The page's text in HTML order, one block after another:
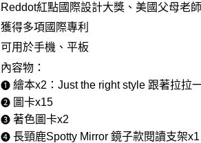
Reddot紅點國際設計大獎、美國父母老
獲得多項國際專利​
可用於手機、平板​
內容物：
➊ 繪本x2：Just the right style 跟著拉拉
➋ 圖卡x15
➌ 著色圖卡x2
➍ 長頸鹿Spotty Mirror 鏡子款閱讀支架x1